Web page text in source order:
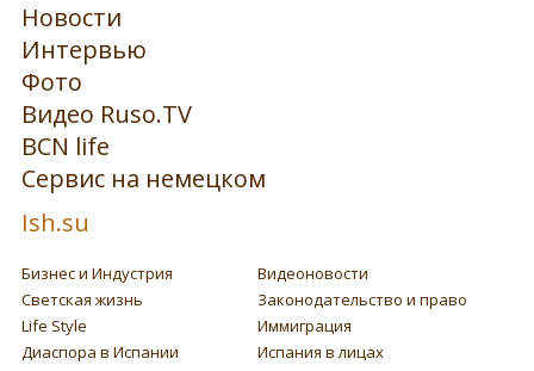
Новости
Интервью
Фото
Видео Ruso.TV
BCN life
Сервис на немецком
Ish.su
Бизнес и Индустрия
Видеоновости
Светская жизнь
Законодательство и право
Life Style
Иммиграция
Диаспора в Испании
Испания в лицах